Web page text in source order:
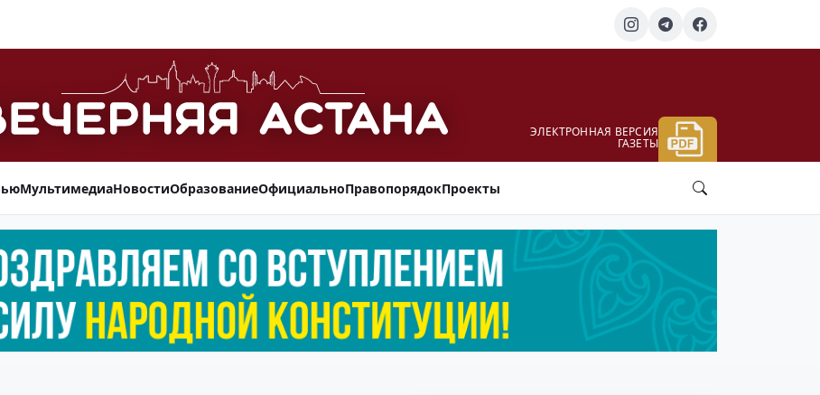
ЭЛЕКТРОННАЯ ВЕРСИЯ
ГАЗЕТЫ
МультимедиаНовостиОбразованиеОфициальноПравопорядокПроекты